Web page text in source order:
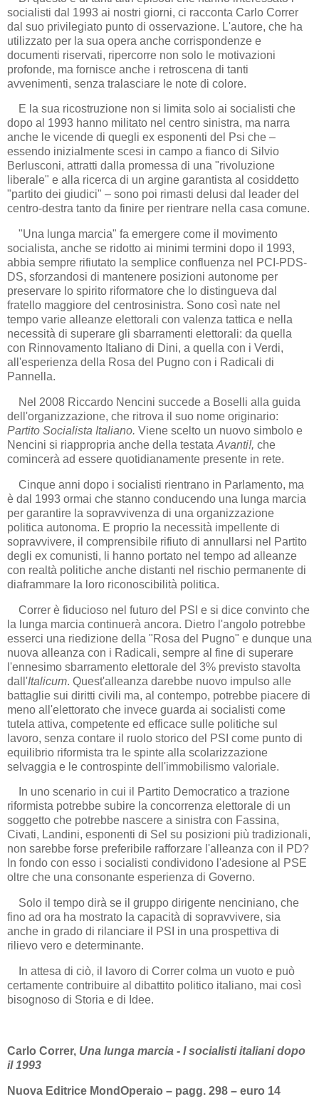
socialisti dal 1993 ai nostri giorni, ci racconta Carlo Correr
dal suo privilegiato punto di osservazione. L'autore, che ha
utilizzato per la sua opera anche corrispondenze e
documenti riservati, ripercorre non solo le motivazioni
profonde, ma fornisce anche i retroscena di tanti
avvenimenti, senza tralasciare le note di colore.
E la sua ricostruzione non si limita solo ai socialisti che
dopo al 1993 hanno militato nel centro sinistra, ma narra
anche le vicende di quegli ex esponenti del Psi che –
essendo inizialmente scesi in campo a fianco di Silvio
Berlusconi, attratti dalla promessa di una "rivoluzione
liberale" e alla ricerca di un argine garantista al cosiddetto
"partito dei giudici" – sono poi rimasti delusi dal leader del
centro-destra tanto da finire per rientrare nella casa comune.
"Una lunga marcia" fa emergere come il movimento
socialista, anche se ridotto ai minimi termini dopo il 1993,
abbia sempre rifiutato la semplice confluenza nel PCI-PDS-
DS, sforzandosi di mantenere posizioni autonome per
preservare lo spirito riformatore che lo distingueva dal
fratello maggiore del centrosinistra. Sono così nate nel
tempo varie alleanze elettorali con valenza tattica e nella
necessità di superare gli sbarramenti elettorali: da quella
con Rinnovamento Italiano di Dini, a quella con i Verdi,
all'esperienza della Rosa del Pugno con i Radicali di
Pannella.
Nel 2008 Riccardo Nencini succede a Boselli alla guida
dell'organizzazione, che ritrova il suo nome originario:
Partito Socialista Italiano. Viene scelto un nuovo simbolo e
Nencini si riappropria anche della testata Avanti!, che
comincerà ad essere quotidianamente presente in rete.
Cinque anni dopo i socialisti rientrano in Parlamento, ma
è dal 1993 ormai che stanno conducendo una lunga marcia
per garantire la sopravvivenza di una organizzazione
politica autonoma. E proprio la necessità impellente di
sopravvivere, il comprensibile rifiuto di annullarsi nel Partito
degli ex comunisti, li hanno portato nel tempo ad alleanze
con realtà politiche anche distanti nel rischio permanente di
diaframmare la loro riconoscibilità politica.
Correr è fiducioso nel futuro del PSI e si dice convinto che
la lunga marcia continuerà ancora. Dietro l'angolo potrebbe
esserci una riedizione della "Rosa del Pugno" e dunque una
nuova alleanza con i Radicali, sempre al fine di superare
l'ennesimo sbarramento elettorale del 3% previsto stavolta
dall'Italicum. Quest'alleanza darebbe nuovo impulso alle
battaglie sui diritti civili ma, al contempo, potrebbe piacere di
meno all'elettorato che invece guarda ai socialisti come
tutela attiva, competente ed efficace sulle politiche sul
lavoro, senza contare il ruolo storico del PSI come punto di
equilibrio riformista tra le spinte alla scolarizzazione
selvaggia e le controspinte dell'immobilismo valoriale.
In uno scenario in cui il Partito Democratico a trazione
riformista potrebbe subire la concorrenza elettorale di un
soggetto che potrebbe nascere a sinistra con Fassina,
Civati, Landini, esponenti di Sel su posizioni più tradizionali,
non sarebbe forse preferibile rafforzare l'alleanza con il PD?
In fondo con esso i socialisti condividono l'adesione al PSE
oltre che una consonante esperienza di Governo.
Solo il tempo dirà se il gruppo dirigente nenciniano, che
fino ad ora ha mostrato la capacità di sopravvivere, sia
anche in grado di rilanciare il PSI in una prospettiva di
rilievo vero e determinante.
In attesa di ciò, il lavoro di Correr colma un vuoto e può
certamente contribuire al dibattito politico italiano, mai così
bisognoso di Storia e di Idee.
Carlo Correr, Una lunga marcia - I socialisti italiani dopo
il 1993
Nuova Editrice MondOperaio – pagg. 298 – euro 14